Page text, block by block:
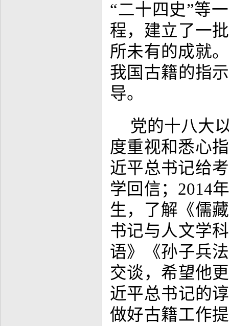
“二十四史”等
程，建立了一
所未有的成就
我国古籍的指
导。
党的十八大
度重视和悉心
近平总书记给
学回信；2014
生，了解《儒
书记与人文学
语》《孙子兵
交谈，希望他
近平总书记的
做好古籍工作